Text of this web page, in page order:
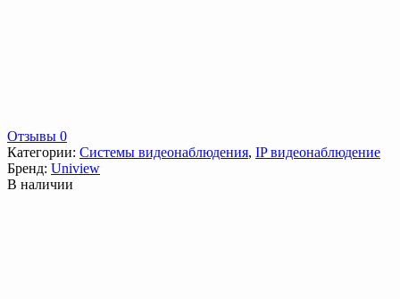
Отзывы 0
Категории: Системы видеонаблюдения, IP видеонаблюдение
Бренд: Uniview
В наличии